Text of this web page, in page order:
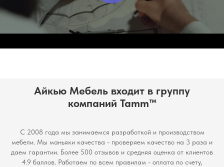
Айкью Мебель входит в группу
компаний Tamm™
С 2008 года мы занимаемся разработкой и производством
мебели. Мы маньяки качества - проверяем качество на 3 раза и
даем гарантии. Более 500 отзывов и средняя оценка от клиентов
4.9 баллов. Работаем по всем правилам - оплата по счету,